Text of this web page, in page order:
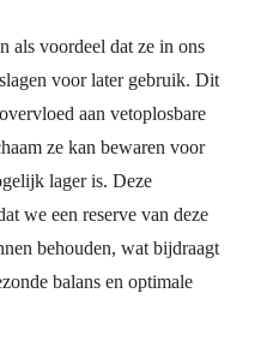
als voordeel dat ze in ons
voor later gebruik. Dit
aan vetoplosbare
ze kan bewaren voor
lager is. Deze
we een reserve van deze
behouden, wat bijdraagt
balans en optimale